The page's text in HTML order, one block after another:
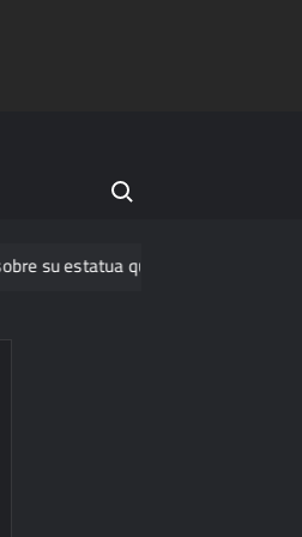
Search for:
que le harán en Veracruz